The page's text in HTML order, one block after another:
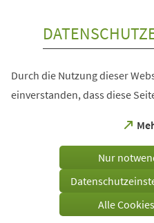
Durch die Nutzung dieser
einverstanden, dass diese
einem
Tab)
Nur
Alle